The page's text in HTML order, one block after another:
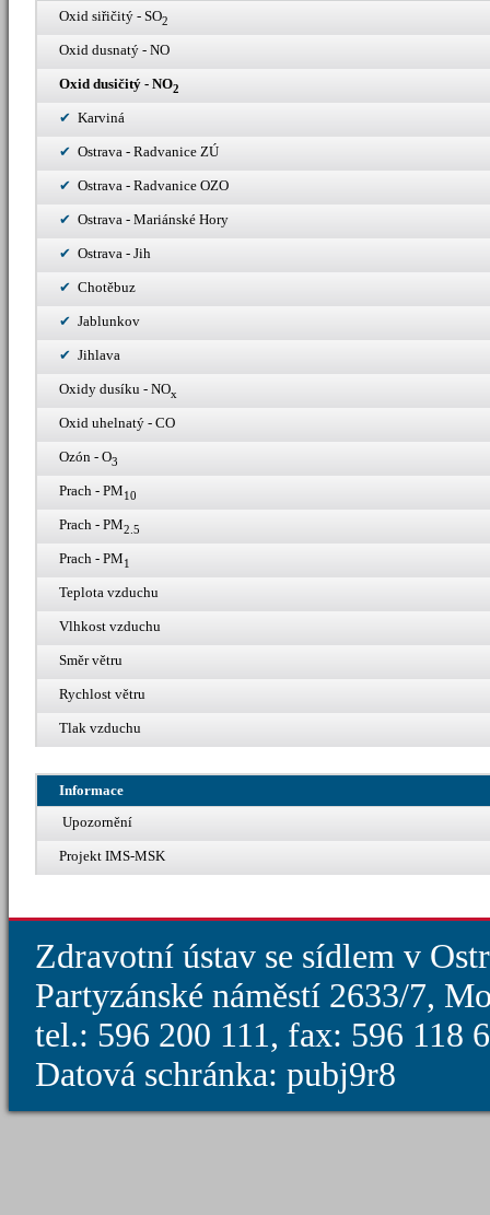
Oxid siřičitý - SO2
Oxid dusnatý - NO
Oxid dusičitý - NO2
Karviná
Ostrava - Radvanice ZÚ
Ostrava - Radvanice OZO
Ostrava - Mariánské Hory
Ostrava - Jih
Chotěbuz
Jablunkov
Jihlava
Oxidy dusíku - NOx
Oxid uhelnatý - CO
Ozón - O3
Prach - PM10
Prach - PM2.5
Prach - PM1
Teplota vzduchu
Vlhkost vzduchu
Směr větru
Rychlost větru
Tlak vzduchu
Informace
Upozornění
Projekt IMS-MSK
Zdravotní ústav se sídlem v
Partyzánské náměstí 2633/7,
tel.: 596 200 111, fax: 596 118
Datová schránka: pubj9r8